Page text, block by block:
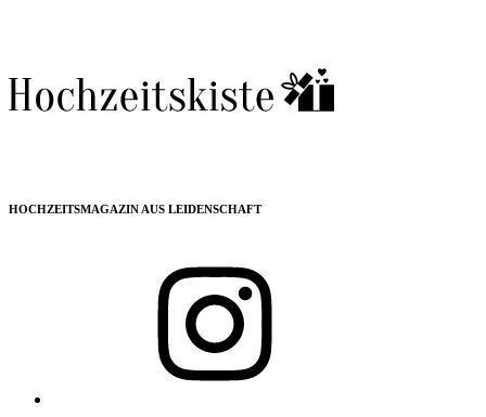
HOCHZEITSMAGAZIN AUS LEIDENSCHAFT